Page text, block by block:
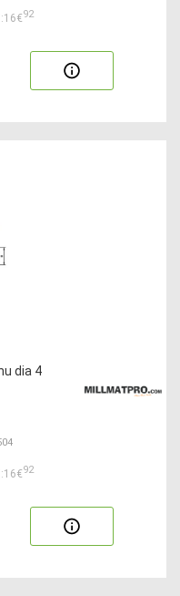
92
dia 4
92